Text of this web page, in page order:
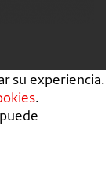
su experiencia.
.